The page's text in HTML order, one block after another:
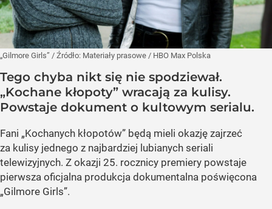
„Gilmore Girls” / Źródło: Materiały prasowe / HBO Max Polska
Tego chyba nikt się nie spodziewał.
„Kochane kłopoty” wracają za kulisy.
Powstaje dokument o kultowym serialu.
Fani „Kochanych kłopotów” będą mieli okazję zajrzeć
za kulisy jednego z najbardziej lubianych seriali
telewizyjnych. Z okazji 25. rocznicy premiery powstaje
pierwsza oficjalna produkcja dokumentalna poświęcona
„Gilmore Girls”.